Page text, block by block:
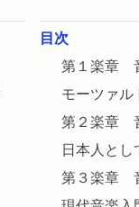
目次
第１楽章
モーツァル
第２楽章
日本人と
第３楽章